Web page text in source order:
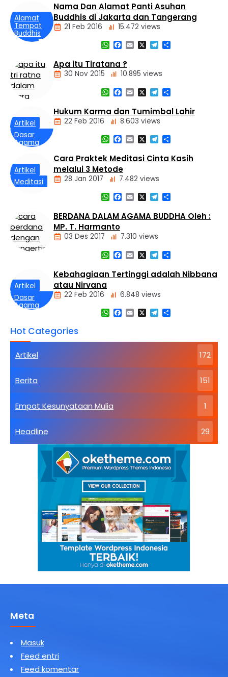
Alamat
Tempat
Buddhis
Berita
Nasional
Panti
Asuhan
Nama Dan Alamat Panti Asuhan
Buddhis di Jakarta dan Tangerang
21 Feb 2016 15.472 views
WhatsApp
Facebook
Email
X Telegram
Share
Dasar
Agama
Buddha
Tiga
Apa itu Tiratana ?
30 Nov 2015 10.895 views
WhatsApp
Facebook
Email
X Telegram
Share
Artikel
Dasar
Agama
Buddha
Hukum
Kamma
dan
Tumimbal-
Hukum Karma dan Tumimbal Lahir
22 Feb 2016 8.603 views
WhatsApp
Facebook
Email
X Telegram
Share
Artikel
Meditasi
Cara Praktek Meditasi Cinta Kasih
melalui 3 Metode
28 Jan 2017 7.482 views
WhatsApp
Facebook
Email
X Telegram
Share
BERDANA DALAM AGAMA BUDDHA Oleh :
MP. T. Harmanto
03 Des 2017 7.310 views
WhatsApp
Facebook
Email
X Telegram
Share
Artikel
Dasar
Agama
Buddha
Tertinggi
Kebahagiaan Tertinggi adalah Nibbana
atau Nirvana
22 Feb 2016 6.848 views
WhatsApp
Facebook
Email
X Telegram
Share
Hot Categories
Artikel 172
Berita 151
Empat Kesunyataan Mulia 1
Headline 29
Meta
Masuk
Feed entri
Feed komentar